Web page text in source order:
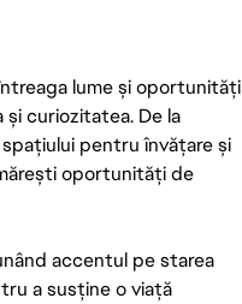
lume și oportunități
curiozitatea. De la
pentru învățare și
oportunități de
accentul pe starea
a susține o viață